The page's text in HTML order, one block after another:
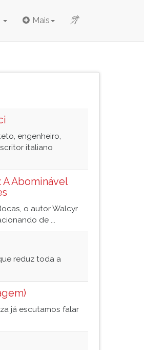
Mais
engenheiro,
italiano
A Abominável
o autor Walcyr
de ...
reduz toda a
já escutamos falar